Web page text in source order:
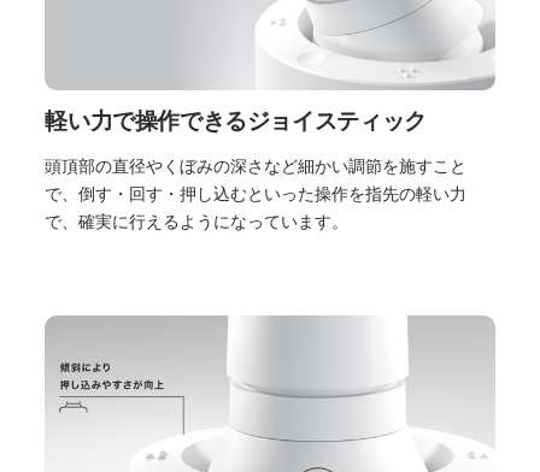
軽い力で操作できるジョイスティック
頭頂部の直径やくぼみの深さなど細かい調節を施すこと
で、倒す・回す・押し込むといった操作を指先の軽い力
で、確実に行えるようになっています。